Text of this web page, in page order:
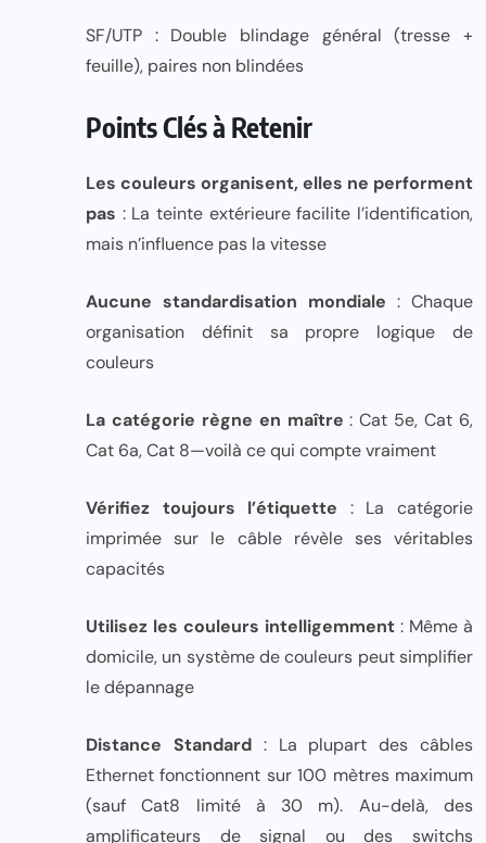
SF/UTP : Double blindage général (tresse +
feuille), paires non blindées
Points Clés à Retenir
Les couleurs organisent, elles ne performent
pas : La teinte extérieure facilite l’identification,
mais n’influence pas la vitesse
Aucune standardisation mondiale : Chaque
organisation définit sa propre logique de
couleurs
La catégorie règne en maître : Cat 5e, Cat 6,
Cat 6a, Cat 8—voilà ce qui compte vraiment
Vérifiez toujours l’étiquette : La catégorie
imprimée sur le câble révèle ses véritables
capacités
Utilisez les couleurs intelligemment : Même à
domicile, un système de couleurs peut simplifier
le dépannage
Distance Standard: La plupart des câbles
Ethernet fonctionnent sur 100 mètres maximum
(sauf Cat8 limité à 30 m). Au-delà, des
amplificateurs de signal ou des switchs